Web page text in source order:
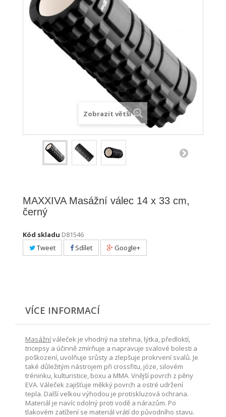
Zobrazit větší
MAXXIVA Masážní válec 14 x 33 cm,
černý
Kód skladu D81546
Tweet
Sdílet Google+
VÍCE INFORMACÍ
Masážníváleček je vhodný na stehna, lýtka, předloktí,
tricepsy a účinně zmírňuje a napravuje svalové bolesti a
poškození, uvolňuje srůsty a zlepšuje prokrvení svalů. Je
také důležitým nástrojem při crossfitu, józe, silovém
tréninku, kulturistice, boxu a MMA. Vnější povrch z pěny
EVA. Váleček zajišťuje měkký povrch a ostré udržení
tepla. Další velkou výhodou je protiskluzová ochrana.
Materiál je navíc odolný proti vodě a nárazům. Po
tlakovém zatížení se materiál vrátí do původního stavu.